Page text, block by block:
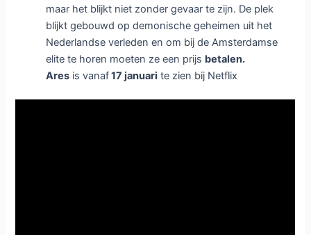
maar het blijkt niet zonder gevaar te zijn. De plek
blijkt gebouwd op demonische geheimen uit het
Nederlandse verleden en om bij de Amsterdamse
elite te horen moeten ze een prijs betalen.
Ares is vanaf17 januari te zien bij Netflix